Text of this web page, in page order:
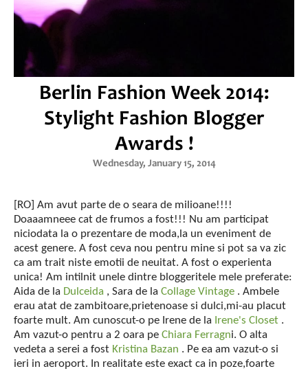
Berlin Fashion Week 2014:
Stylight Fashion Blogger
Awards !
Wednesday, January 15, 2014
[RO] Am avut parte de o seara de milioane!!!!
Doaaamneee cat de frumos a fost!!! Nu am participat
niciodata la o prezentare de moda,la un eveniment de
acest genere. A fost ceva nou pentru mine si pot sa va zic
ca am trait niste emotii de neuitat. A fost o experienta
unica! Am intilnit unele dintre bloggeritele mele preferate:
Aida de la Dulceida , Sara de la Collage Vintage . Ambele
erau atat de zambitoare,prietenoase si dulci,mi-au placut
foarte mult. Am cunoscut-o pe Irene de la Irene's Closet .
Am vazut-o pentru a 2 oara pe Chiara Ferragni. O alta
vedeta a serei a fost Kristina Bazan . Pe ea am vazut-o si
ieri in aeroport. In realitate este exact ca in poze,foarte